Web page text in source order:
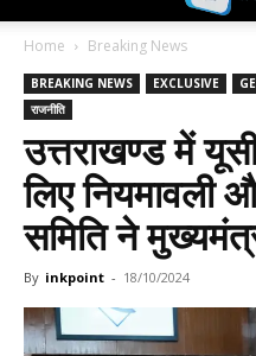
Home Breaking News
BREAKING NEWS EXCLUSIVE
राजनीति
उत्तराखण्ड में
लिए नियमावली
समिति ने
By inkpoint - 18/10/2024